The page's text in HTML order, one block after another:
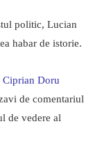
politic, Lucian
habar de istorie.
Ciprian Doru
de comentariul
de vedere al